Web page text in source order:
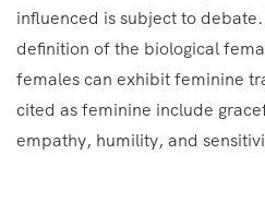
influenced is subject to
definition of the biological
females can exhibit feminine
cited as feminine include
empathy, humility, and